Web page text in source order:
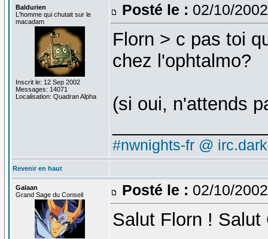
Baldurien
L'homme qui chutait sur le
macadam
Inscrit le: 12 Sep 2002
Messages: 14071
Localisation: Quadran Alpha
Posté le : 02/10/
Florn > c pas toi
chez l'ophtalmo?
(si oui, n'attends
#nwnights-fr @
Revenir en haut
Galaan
Grand Sage du Conseil
Posté le : 02/10/
Salut Florn ! Salut